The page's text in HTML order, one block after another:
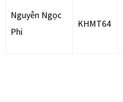
Nguyễn Ngọc
Phi
KHMT64